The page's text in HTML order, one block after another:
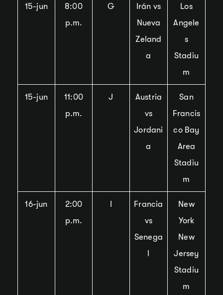
15-jun
8:00
p.m.
G
Irán vs
Nueva
Zeland
a
Los
Angele
s
Stadiu
m
15-jun
11:00
p.m.
J
Austria
vs
Jordani
a
San
Francis
co Bay
Area
Stadiu
m
16-jun
2:00
p.m.
I
Francia
vs
Senega
l
New
York
New
Jersey
Stadiu
m